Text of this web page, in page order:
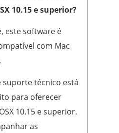
10.15 e superior?
este software é
com Mac
suporte técnico está
para oferecer
10.15 e superior.
as